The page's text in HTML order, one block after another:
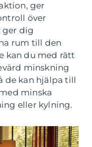
ger
över
ger dig
rum till den
kan du med rätt
minskning
de kan hjälpa till
minska
eller kylning.